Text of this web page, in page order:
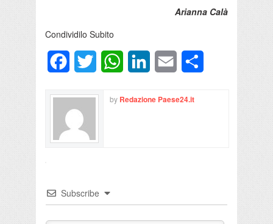
Arianna Calà
Condividilo Subito
FacebookTwitter WhatsAppLinkedInEmail
by Redazione Paese24.it
Subscribe